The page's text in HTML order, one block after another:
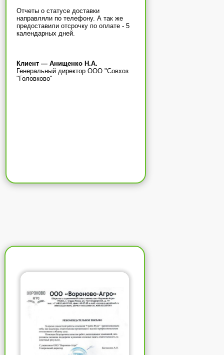
Отчеты о статусе доставки
направляли по телефону. А так же
предоставили отсрочку по оплате - 5
календарных дней.
Клиент — Анищенко Н.А.
Генеральный директор ООО "Совхоз
"Головково"